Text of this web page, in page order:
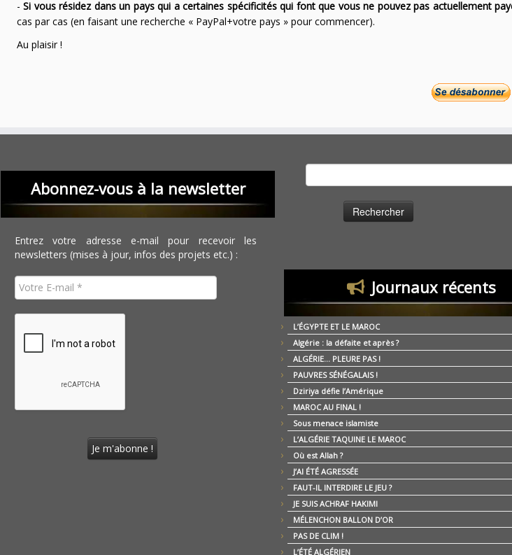
-Si vous résidez dans un pays qui a certaines spécificités qui font que vous ne pouvez pas actuellement
cas par cas (en faisant une recherche « PayPal+votre pays » pour commencer).
Au plaisir !
Abonnez-vous à la newsletter
Entrez votre adresse e-mail pour recevoir les
newsletters (mises à jour, infos des projets etc.) :
Journaux récents
L’ÉGYPTE ET LE MAROC
Algérie : la défaite et après ?
ALGÉRIE… PLEURE PAS !
PAUVRES SÉNÉGALAIS !
Dziriya défie l’Amérique
MAROC AU FINAL !
Sous menace islamiste
L’ALGÉRIE TAQUINE LE MAROC
Où est Allah ?
J’AI ÉTÉ AGRESSÉE
FAUT-IL INTERDIRE LE JEU ?
JE SUIS ACHRAF HAKIMI
MÉLENCHON BALLON D’OR
PAS DE CLIM !
L’ÉTÉ ALGÉRIEN